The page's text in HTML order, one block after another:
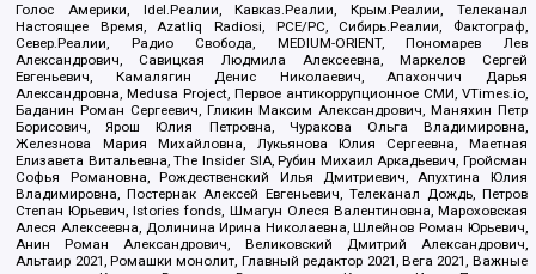
Голос Америки, Idel.Реалии, Кавказ.Реалии, Крым.Реалии, Телеканал
Настоящее Время, Azatliq Radiosi, PCE/PC, Сибирь.Реалии, Фактограф,
Север.Реалии, Радио Свобода, MEDIUM-ORIENT, Пономарев Лев
Александрович, Савицкая Людмила Алексеевна, Маркелов Сергей
Евгеньевич, Камалягин Денис Николаевич, Апахончич Дарья
Александровна, Medusa Project, Первое антикоррупционное СМИ, VTimes.io,
Баданин Роман Сергеевич, Гликин Максим Александрович, Маняхин Петр
Борисович, Ярош Юлия Петровна, Чуракова Ольга Владимировна,
Железнова Мария Михайловна, Лукьянова Юлия Сергеевна, Маетная
Елизавета Витальевна, The Insider SIA, Рубин Михаил Аркадьевич, Гройсман
Софья Романовна, Рождественский Илья Дмитриевич, Апухтина Юлия
Владимировна, Постернак Алексей Евгеньевич, Телеканал Дождь, Петров
Степан Юрьевич, Istories fonds, Шмагун Олеся Валентиновна, Мароховская
Алеся Алексеевна, Долинина Ирина Николаевна, Шлейнов Роман Юрьевич,
Анин Роман Александрович, Великовский Дмитрий Александрович,
Альтаир 2021, Ромашки монолит, Главный редактор 2021, Вега 2021, Важные